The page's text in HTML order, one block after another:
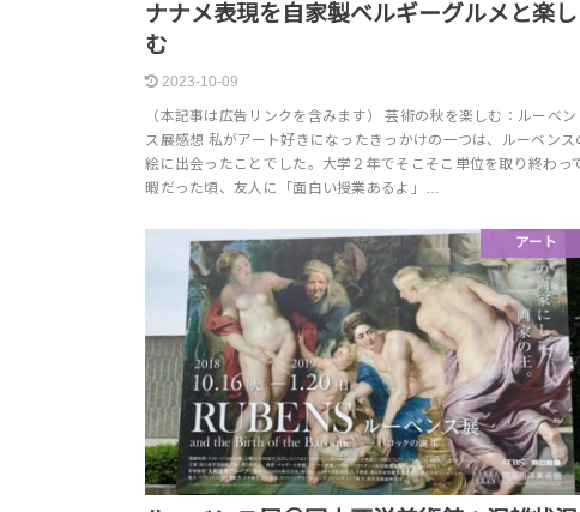
ナナメ表現を自家製ベルギーグルメと楽し
む
2023-10-09
（本記事は広告リンクを含みます） 芸術の秋を楽しむ：ルーベン
ス展感想 私がアート好きになったきっかけの一つは、ルーベンス
絵に出会ったことでした。大学２年でそこそこ単位を取り終わっ
暇だった頃、友人に「面白い授業あるよ」…
アート